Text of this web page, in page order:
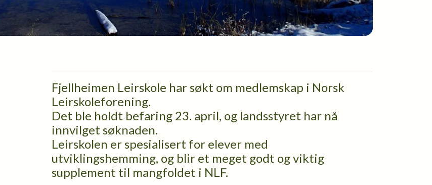
Fjellheimen Leirskole har søkt om medlemskap i Norsk
Leirskoleforening.
Det ble holdt befaring 23. april, og landsstyret har nå
innvilget søknaden.
Leirskolen er spesialisert for elever med
utviklingshemming, og blir et meget godt og viktig
supplement til mangfoldet i NLF.